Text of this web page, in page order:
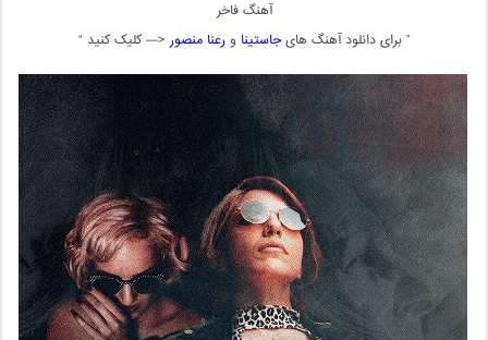
آهنگ فاخر
” برای دانلود آهنگ هایجاستینا ورعنا منصور<— کلیک کنید “